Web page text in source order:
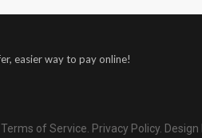
Terms of Service. Privacy Policy.